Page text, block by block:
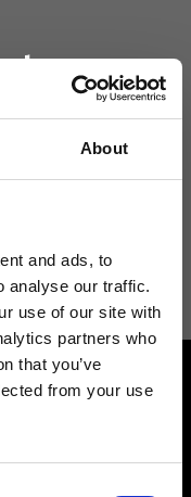
About
and ads, to
analyse our traffic.
use of our site with
partners who
that you’ve
from your use
newsletter!